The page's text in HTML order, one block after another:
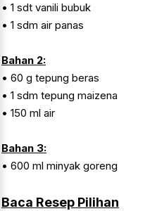
• 1 sdt vanili bubuk
• 1 sdm air panas
Bahan 2:
• 60 g tepung beras
• 1 sdm tepung maizena
• 150 ml air
Bahan 3:
• 600 ml minyak goreng
Baca Resep Pilihan